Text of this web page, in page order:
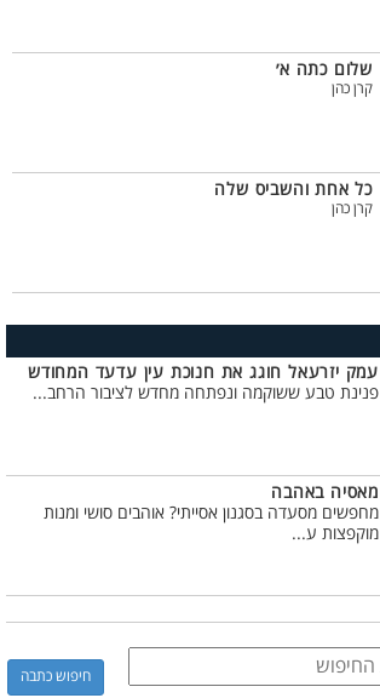
שלום כתה א׳
קרן כהן
כל אחת והשביס שלה
קרן כהן
עמק יזרעאל חוגג את חנוכת עין עדעד המחודש
פנינת טבע ששוקמה ונפתחה מחדש לציבור הרחב...
מאסיה באהבה
מחפשים מסעדה בסגנון אסייתי? אוהבים סושי ומנות
מוקפצות ע...